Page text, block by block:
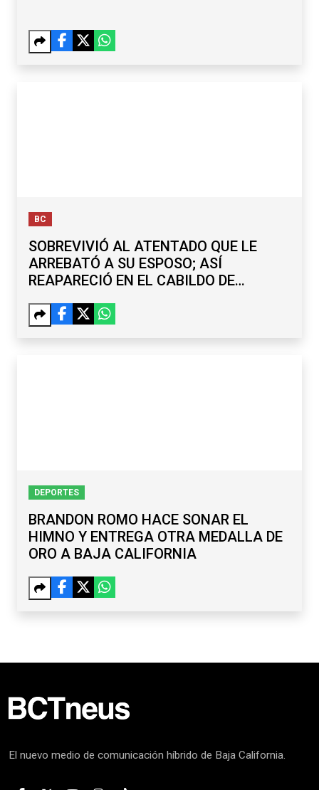
BC
SOBREVIVIÓ AL ATENTADO QUE LE
ARREBATÓ A SU ESPOSO; ASÍ
REAPARECIÓ EN EL CABILDO DE
DEPORTES
BRANDON ROMO HACE SONAR EL
HIMNO Y ENTREGA OTRA MEDALLA DE
ORO A BAJA CALIFORNIA
El nuevo medio de comunicación híbrido de Baja California.